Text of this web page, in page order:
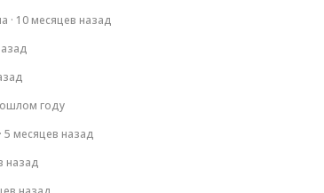
· 10 месяцев назад
году
· 5 месяцев назад
назад